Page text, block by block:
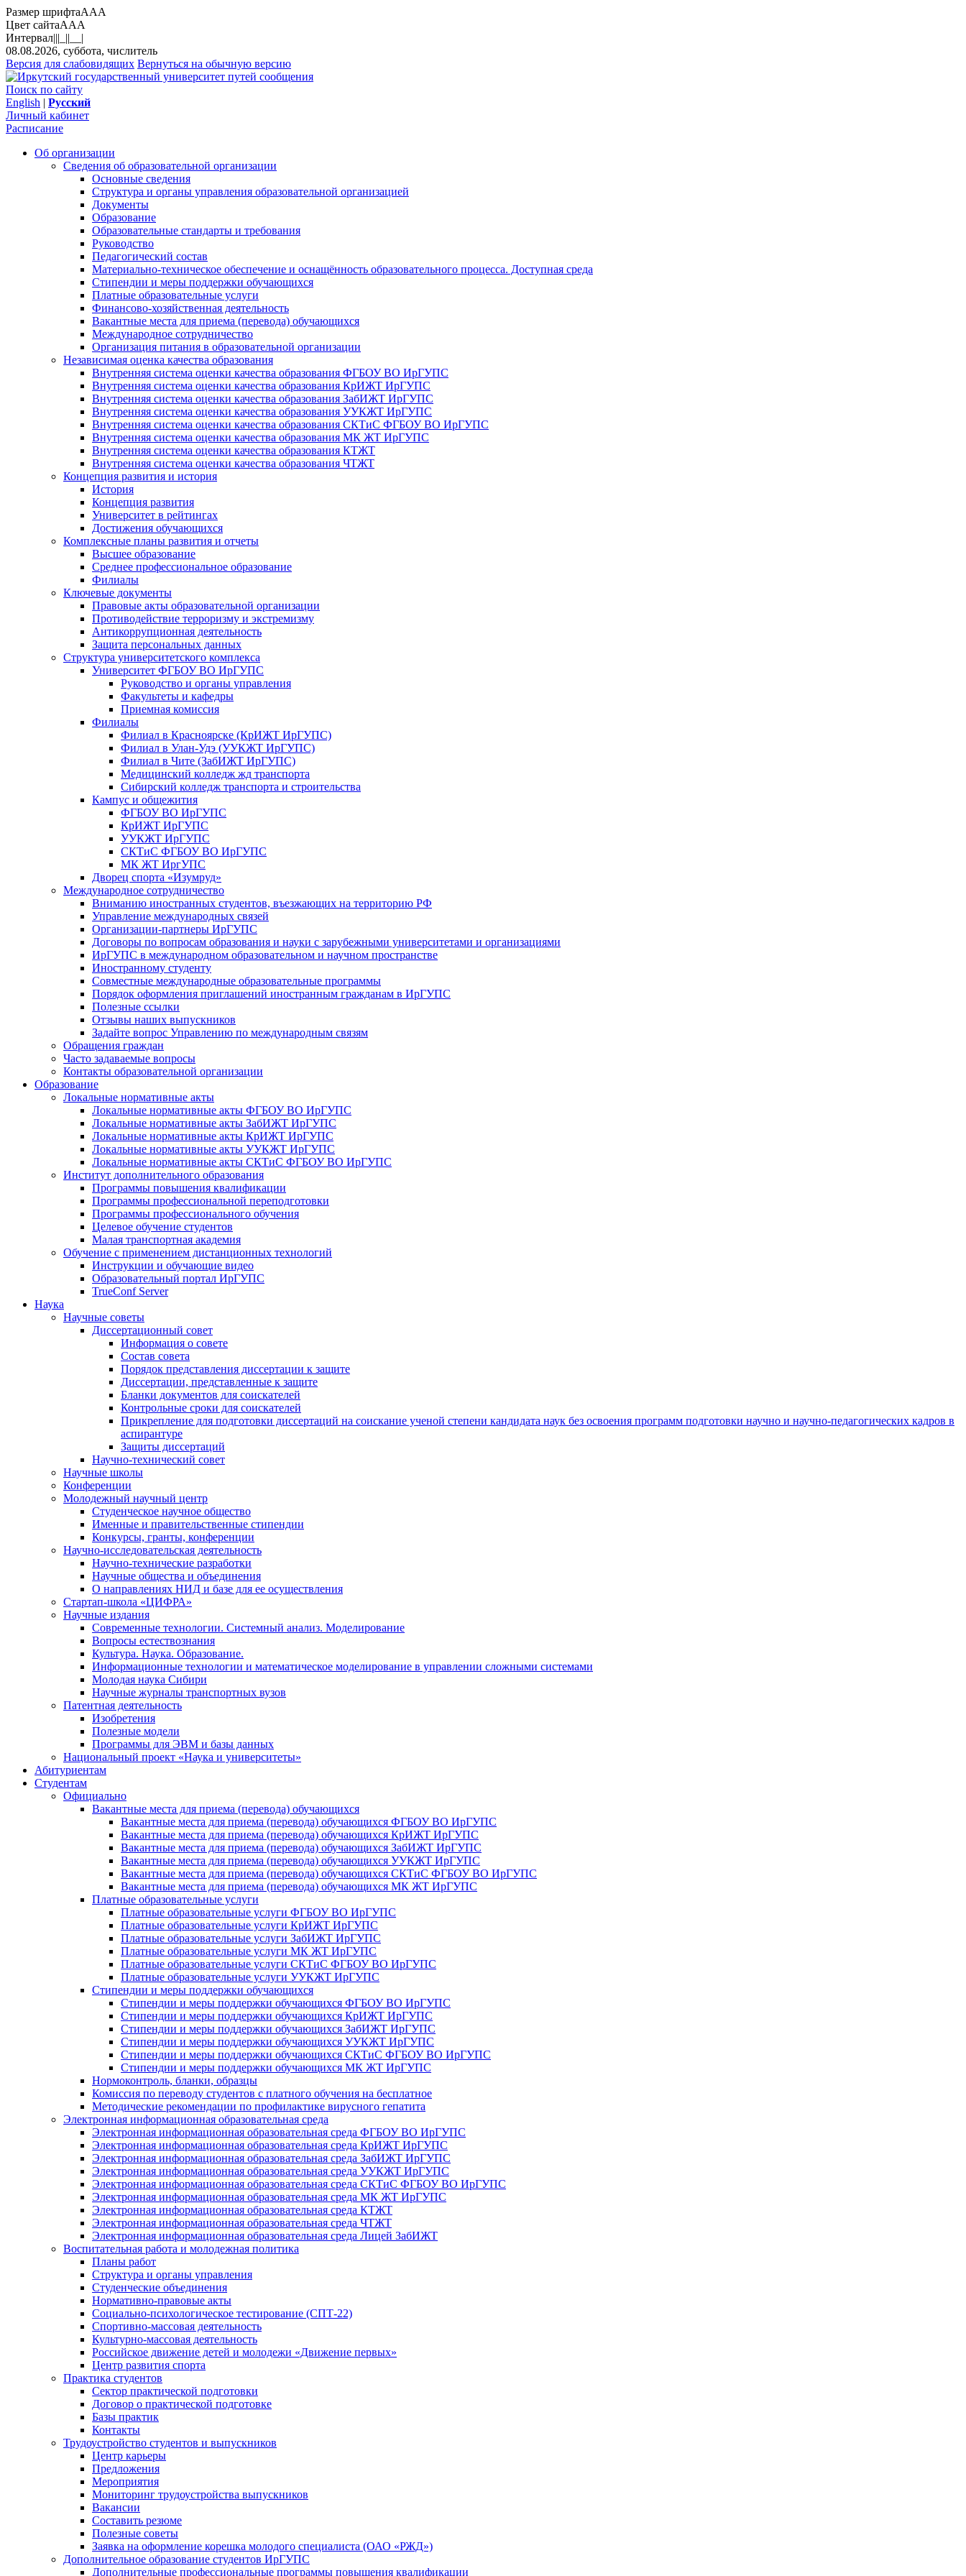
Размер шрифтаAAA
Цвет сайтаAAA
Интервал|||_||__|
08.08.2026, суббота, числитель
Версия для слабовидящих Вернуться на обычную версию
Поиск по сайту
English | Русский
Личный кабинет
Расписание
Об организации
Сведения об образовательной организации
Основные сведения
Структура и органы управления образовательной организацией
Документы
Образование
Образовательные стандарты и требования
Руководство
Педагогический состав
Материально-техническое обеспечение и оснащённость образовательного процесса. Доступная среда
Стипендии и меры поддержки обучающихся
Платные образовательные услуги
Финансово-хозяйственная деятельность
Вакантные места для приема (перевода) обучающихся
Международное сотрудничество
Организация питания в образовательной организации
Независимая оценка качества образования
Внутренняя система оценки качества образования ФГБОУ ВО ИрГУПС
Внутренняя система оценки качества образования КрИЖТ ИрГУПС
Внутренняя система оценки качества образования ЗабИЖТ ИрГУПС
Внутренняя система оценки качества образования УУКЖТ ИрГУПС
Внутренняя система оценки качества образования СКТиС ФГБОУ ВО ИрГУПС
Внутренняя система оценки качества образования МК ЖТ ИрГУПС
Внутренняя система оценки качества образования КТЖТ
Внутренняя система оценки качества образования ЧТЖТ
Концепция развития и история
История
Концепция развития
Университет в рейтингах
Достижения обучающихся
Комплексные планы развития и отчеты
Высшее образование
Среднее профессиональное образование
Филиалы
Ключевые документы
Правовые акты образовательной организации
Противодействие терроризму и экстремизму
Антикоррупционная деятельность
Защита персональных данных
Структура университетского комплекса
Университет ФГБОУ ВО ИрГУПС
Руководство и органы управления
Факультеты и кафедры
Приемная комиссия
Филиалы
Филиал в Красноярске (КрИЖТ ИрГУПС)
Филиал в Улан-Удэ (УУКЖТ ИрГУПС)
Филиал в Чите (ЗабИЖТ ИрГУПС)
Медицинский колледж жд транспорта
Сибирский колледж транспорта и строительства
Кампус и общежития
ФГБОУ ВО ИрГУПС
КрИЖТ ИрГУПС
УУКЖТ ИрГУПС
СКТиС ФГБОУ ВО ИрГУПС
МК ЖТ ИргУПС
Дворец спорта «Изумруд»
Международное сотрудничество
Вниманию иностранных студентов, въезжающих на территорию РФ
Управление международных связей
Организации-партнеры ИрГУПС
Договоры по вопросам образования и науки с зарубежными университетами и организациями
ИрГУПС в международном образовательном и научном пространстве
Иностранному студенту
Совместные международные образовательные программы
Порядок оформления приглашений иностранным гражданам в ИрГУПС
Полезные ссылки
Отзывы наших выпускников
Задайте вопрос Управлению по международным связям
Обращения граждан
Часто задаваемые вопросы
Контакты образовательной организации
Образование
Локальные нормативные акты
Локальные нормативные акты ФГБОУ ВО ИрГУПС
Локальные нормативные акты ЗабИЖТ ИрГУПС
Локальные нормативные акты КрИЖТ ИрГУПС
Локальные нормативные акты УУКЖТ ИрГУПС
Локальные нормативные акты СКТиС ФГБОУ ВО ИрГУПС
Институт дополнительного образования
Программы повышения квалификации
Программы профессиональной переподготовки
Программы профессионального обучения
Целевое обучение студентов
Малая транспортная академия
Обучение с применением дистанционных технологий
Инструкции и обучающие видео
Образовательный портал ИрГУПС
TrueConf Server
Наука
Научные советы
Диссертационный совет
Информация о совете
Состав совета
Порядок представления диссертации к защите
Диссертации, представленные к защите
Бланки документов для соискателей
Контрольные сроки для соискателей
Прикрепление для подготовки диссертаций на соискание ученой степени кандидата наук без освоения программ подготовки научно и научно-педагогических кадров в
аспирантуре
Защиты диссертаций
Научно-технический совет
Научные школы
Конференции
Молодежный научный центр
Студенческое научное общество
Именные и правительственные стипендии
Конкурсы, гранты, конференции
Научно-исследовательская деятельность
Научно-технические разработки
Научные общества и объединения
О направлениях НИД и базе для ее осуществления
Стартап-школа «ЦИФРА»
Научные издания
Современные технологии. Системный анализ. Моделирование
Вопросы естествознания
Культура. Наука. Образование.
Информационные технологии и математическое моделирование в управлении сложными системами
Молодая наука Сибири
Научные журналы транспортных вузов
Патентная деятельность
Изобретения
Полезные модели
Программы для ЭВМ и базы данных
Национальный проект «Наука и университеты»
Абитуриентам
Студентам
Официально
Вакантные места для приема (перевода) обучающихся
Вакантные места для приема (перевода) обучающихся ФГБОУ ВО ИрГУПС
Вакантные места для приема (перевода) обучающихся КрИЖТ ИрГУПС
Вакантные места для приема (перевода) обучающихся ЗабИЖТ ИрГУПС
Вакантные места для приема (перевода) обучающихся УУКЖТ ИрГУПС
Вакантные места для приема (перевода) обучающихся СКТиС ФГБОУ ВО ИрГУПС
Вакантные места для приема (перевода) обучающихся МК ЖТ ИрГУПС
Платные образовательные услуги
Платные образовательные услуги ФГБОУ ВО ИрГУПС
Платные образовательные услуги КрИЖТ ИрГУПС
Платные образовательные услуги ЗабИЖТ ИрГУПС
Платные образовательные услуги МК ЖТ ИрГУПС
Платные образовательные услуги СКТиС ФГБОУ ВО ИрГУПС
Платные образовательные услуги УУКЖТ ИрГУПС
Стипендии и меры поддержки обучающихся
Стипендии и меры поддержки обучающихся ФГБОУ ВО ИрГУПС
Стипендии и меры поддержки обучающихся КрИЖТ ИрГУПС
Стипендии и меры поддержки обучающихся ЗабИЖТ ИрГУПС
Стипендии и меры поддержки обучающихся УУКЖТ ИрГУПС
Стипендии и меры поддержки обучающихся СКТиС ФГБОУ ВО ИрГУПС
Стипендии и меры поддержки обучающихся МК ЖТ ИрГУПС
Нормоконтроль, бланки, образцы
Комиссия по переводу студентов с платного обучения на бесплатное
Методические рекомендации по профилактике вирусного гепатита
Электронная информационная образовательная среда
Электронная информационная образовательная среда ФГБОУ ВО ИрГУПС
Электронная информационная образовательная среда КрИЖТ ИрГУПС
Электронная информационная образовательная среда ЗабИЖТ ИрГУПС
Электронная информационная образовательная среда УУКЖТ ИрГУПС
Электронная информационная образовательная среда СКТиС ФГБОУ ВО ИрГУПС
Электронная информационная образовательная среда МК ЖТ ИрГУПС
Электронная информационная образовательная среда КТЖТ
Электронная информационная образовательная среда ЧТЖТ
Электронная информационная образовательная среда Лицей ЗабИЖТ
Воспитательная работа и молодежная политика
Планы работ
Структура и органы управления
Студенческие объединения
Нормативно-правовые акты
Социально-психологическое тестирование (СПТ-22)
Спортивно-массовая деятельность
Культурно-массовая деятельность
Российское движение детей и молодежи «Движение первых»
Центр развития спорта
Практика студентов
Сектор практической подготовки
Договор о практической подготовке
Базы практик
Контакты
Трудоустройство студентов и выпускников
Центр карьеры
Предложения
Мероприятия
Мониторинг трудоустройства выпускников
Вакансии
Составить резюме
Полезные советы
Заявка на оформление корешка молодого специалиста (ОАО «РЖД»)
Дополнительное образование студентов ИрГУПС
Дополнительные профессиональные программы повышения квалификации